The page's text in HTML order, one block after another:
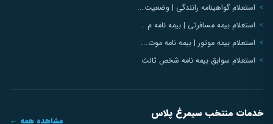
استعلام گواهینامه رانندگی | وضعیت...
استعلام بیمه مسافرتی | بیمه نامه م...
استعلام بیمه موتور | بیمه نامه موت...
استعلام سوابق بیمه نامه شخص ثالث
خدمات منتخب سیمرغ پلاس
مشاهده همه ←